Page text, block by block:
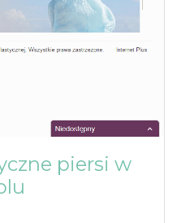
piersi w